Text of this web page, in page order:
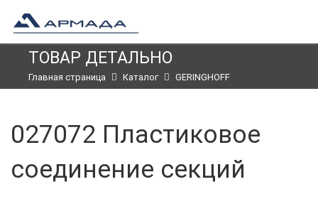
ТОВАР ДЕТАЛЬНО
Главная страница Каталог GERINGHOFF
027072 Пластиковое
соединение секций